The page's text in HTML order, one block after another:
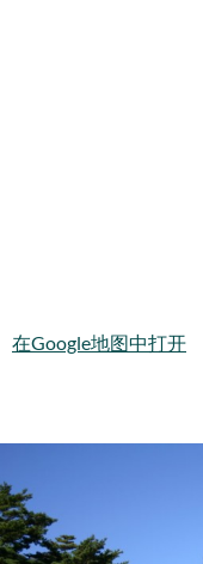
在Google地图中打开